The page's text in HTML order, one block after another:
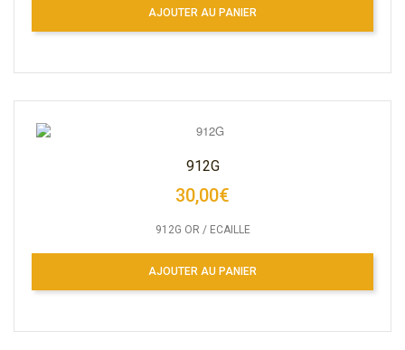
AJOUTER AU PANIER
912G
30,00€
912G OR / ECAILLE
AJOUTER AU PANIER